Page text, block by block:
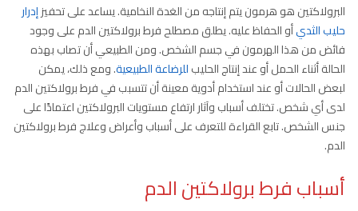
البرولاكتين هو هرمون يتم إنتاجه من الغدة النخامية. يساعد على تحفيزإدرار
حليب الثديأو الحفاظ عليه. يطلق مصطلح فرط برولاكتين الدم على وجود
فائض من هذا الهرمون في جسم الشخص. ومن الطبيعي أن تصاب بهذه
الحالة أثناء الحمل أو عند إنتاج الحليبللرضاعة الطبيعية. ومع ذلك، يمكن
لبعض الحالات أو عند استخدام أدوية معينة أن تتسبب في فرط برولاكتين الدم
لدى أي شخص. تختلف أسباب وآثار ارتفاع مستويات البرولاكتين اعتمادًا على
جنس الشخص. تابع القراءة للتعرف على أسباب وأعراض وعلاج فرط برولاكتين
الدم.
أسباب فرط برولاكتين الدم